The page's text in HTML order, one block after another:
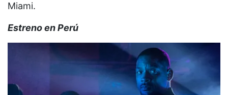
Miami.
Estreno en Perú